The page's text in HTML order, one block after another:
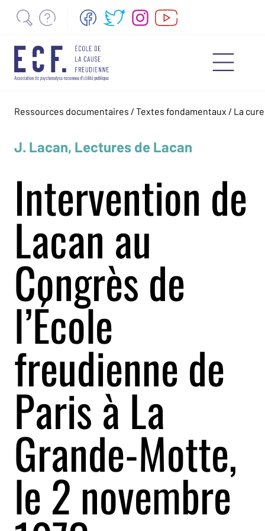
Ressources documentaires / Textes fondamentaux / La cure
J. Lacan, Lectures de Lacan
Intervention de
Lacan au
Congrès de
l’École
freudienne de
Paris à La
Grande-Motte,
le 2 novembre